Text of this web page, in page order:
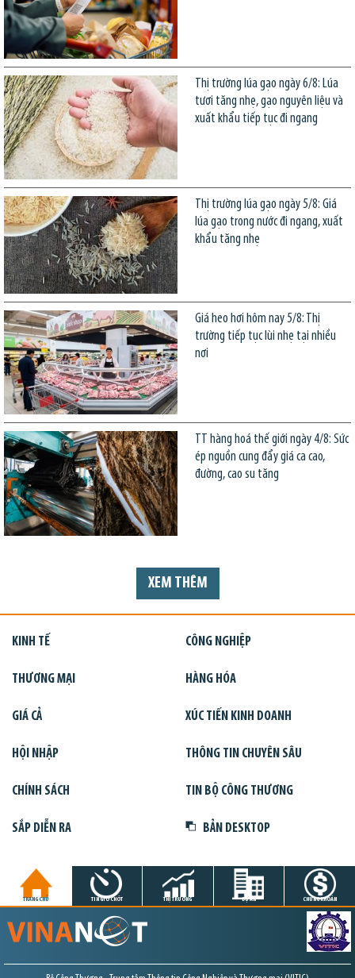
Thị trường lúa gạo ngày 6/8: Lúa
tươi tăng nhẹ, gạo nguyên liệu và
xuất khẩu tiếp tục đi ngang
Thị trường lúa gạo ngày 5/8: Giá
lúa gạo trong nước đi ngang, xuất
khẩu tăng nhẹ
Giá heo hơi hôm nay 5/8: Thị
trường tiếp tục lùi nhẹ tại nhiều
nơi
TT hàng hoá thế giới ngày 4/8: Sức
ép nguồn cung đẩy giá ca cao,
đường, cao su tăng
XEM THÊM
KINH TẾ CÔNG NGHIỆP
THƯƠNG MẠI HÀNG HÓA
GIÁ CẢ XÚC TIẾN KINH DOANH
HỘI NHẬP THÔNG TIN CHUYÊN SÂU
CHÍNH SÁCH TIN BỘ CÔNG THƯƠNG
SẮP DIỄN RA BẢN DESKTOP
TRANG CHỦ TIN GIỜ CHÓT THỊ TRƯỜNG DỰ ÁN CHỨNG KHOÁN